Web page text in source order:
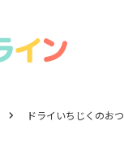
ドライいちじくのお